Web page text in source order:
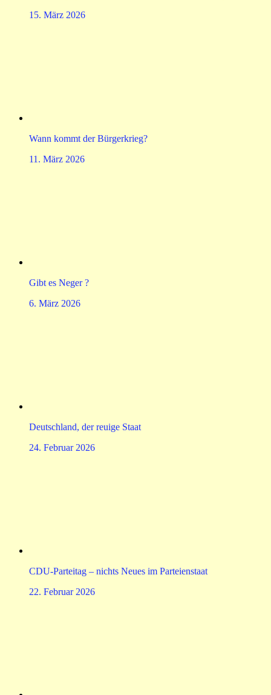
15. März 2026
Wann kommt der Bürgerkrieg?
11. März 2026
Gibt es Neger ?
6. März 2026
Deutschland, der reuige Staat
24. Februar 2026
CDU-Parteitag – nichts Neues im Parteienstaat
22. Februar 2026